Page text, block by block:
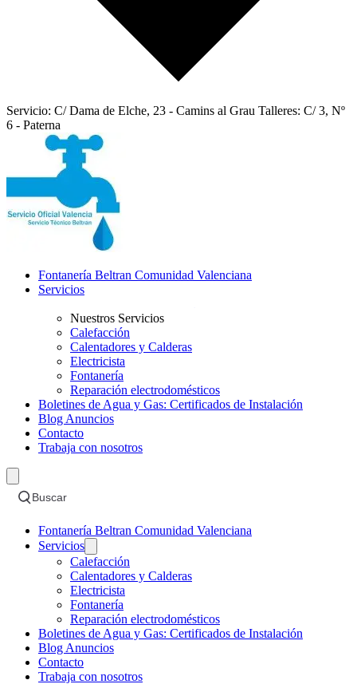
Servicio: C/ Dama de Elche, 23 - Camins al Grau Talleres: C/ 3, Nº
6 - Paterna
Fontanería Beltran Comunidad Valenciana
Servicios
Nuestros Servicios
Calefacción
Calentadores y Calderas
Electricista
Fontanería
Reparación electrodomésticos
Boletines de Agua y Gas: Certificados de Instalación
Blog Anuncios
Contacto
Trabaja con nosotros
Buscar
Fontanería Beltran Comunidad Valenciana
Servicios
Calefacción
Calentadores y Calderas
Electricista
Fontanería
Reparación electrodomésticos
Boletines de Agua y Gas: Certificados de Instalación
Blog Anuncios
Contacto
Trabaja con nosotros